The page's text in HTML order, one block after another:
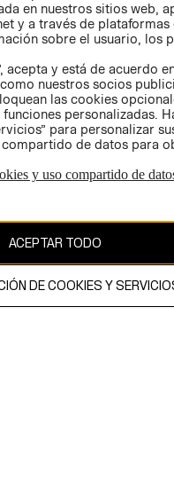
por copyright y es
en nuestros sitios web,
y a través de plataformas
sobre el usuario, los
acepta y está de acuerdo
nuestros socios
las cookies
personalizadas.
para personalizar
de datos para
y uso compartido de
ACEPTAR TODO
DE COOKIES Y